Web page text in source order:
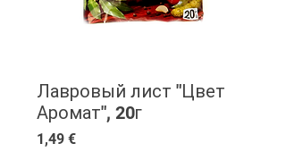
Лавровый лист "Цвет
Аромат", 20г
1,49 €Цена